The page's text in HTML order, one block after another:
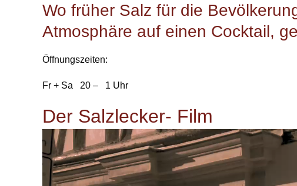
Wo früher Salz für die
Atmosphäre auf einen Cocktail,
Öffnungszeiten:
Fr + Sa 20 – 1 Uhr
Der Salzlecker- Film
Video-
Player